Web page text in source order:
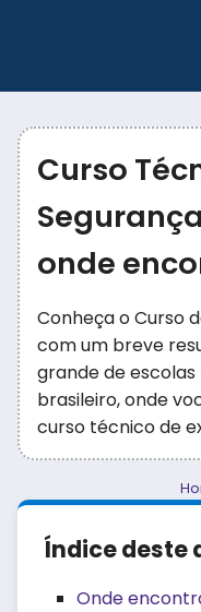
Curso
onde
Conheça o Curso
com um breve
grande de
brasileiro, onde
curso técnico de
Índice deste
Onde